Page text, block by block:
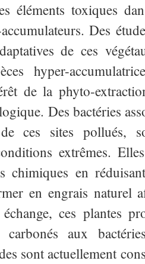
éléments toxiques
Des
de ces
hyper-
de la phyto-
Des bactéries
ces sites pollués,
extrêmes.
chimiques en
en engrais naturel
ces plantes
carbonés aux
sont actuellement